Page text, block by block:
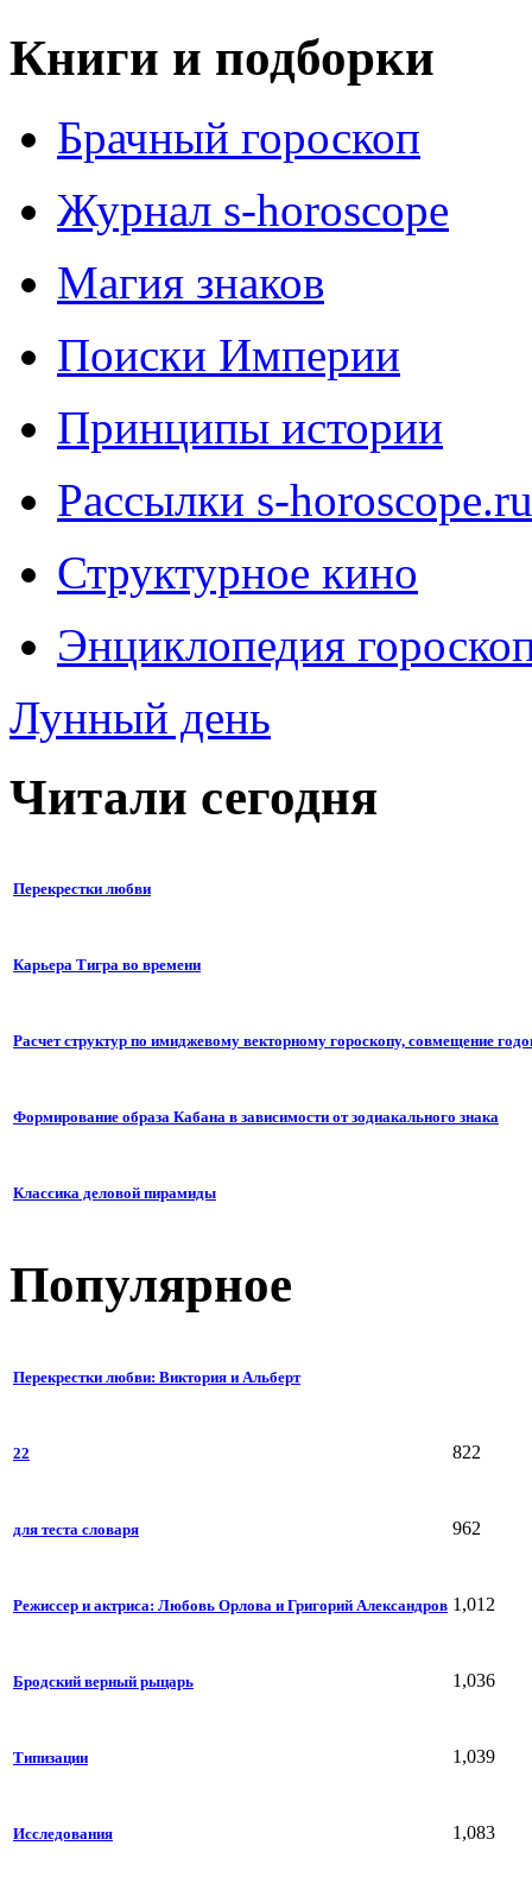
Книги и подборки
Брачный гороскоп
Журнал s-horoscope
Магия знаков
Поиски Империи
Принципы истории
Рассылки s-horoscope.ru
Структурное кино
Энциклопедия
Лунный день
Читали сегодня
Перекрестки любви
Карьера Тигра во времени
Расчет структур по имиджевому векторному гороскопу, совмещение
Формирование образа Кабана в зависимости от зодиакального знака
Классика деловой пирамиды
Популярное
Перекрестки любви: Виктория и Альберт
22 822
для теста словаря 962
Режиссер и актриса: Любовь Орлова и Григорий Александров 1,012
Бродский верный рыцарь 1,036
Типизации 1,039
Исследования 1,083